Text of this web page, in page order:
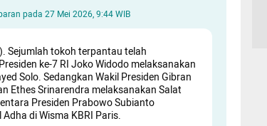
pada 27 Mei 2026, 9:44 WIB
Sejumlah tokoh terpantau telah
ke-7 RI Joko Widodo melaksanakan
Solo. Sedangkan Wakil Presiden Gibran
Ethes Srinarendra melaksanakan Salat
Presiden Prabowo Subianto
di Wisma KBRI Paris.